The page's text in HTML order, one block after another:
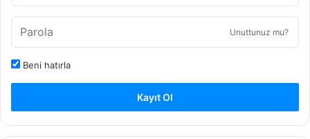
Unuttunuz mu?
Beni hatırla
Kayıt Ol